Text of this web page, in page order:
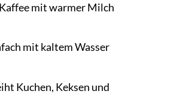
mit warmer Milch
mit kaltem Wasser
Kuchen, Keksen und